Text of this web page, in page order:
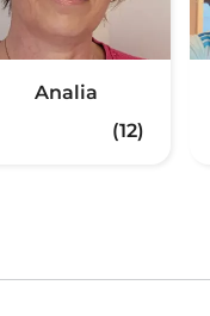
Analia
(12)